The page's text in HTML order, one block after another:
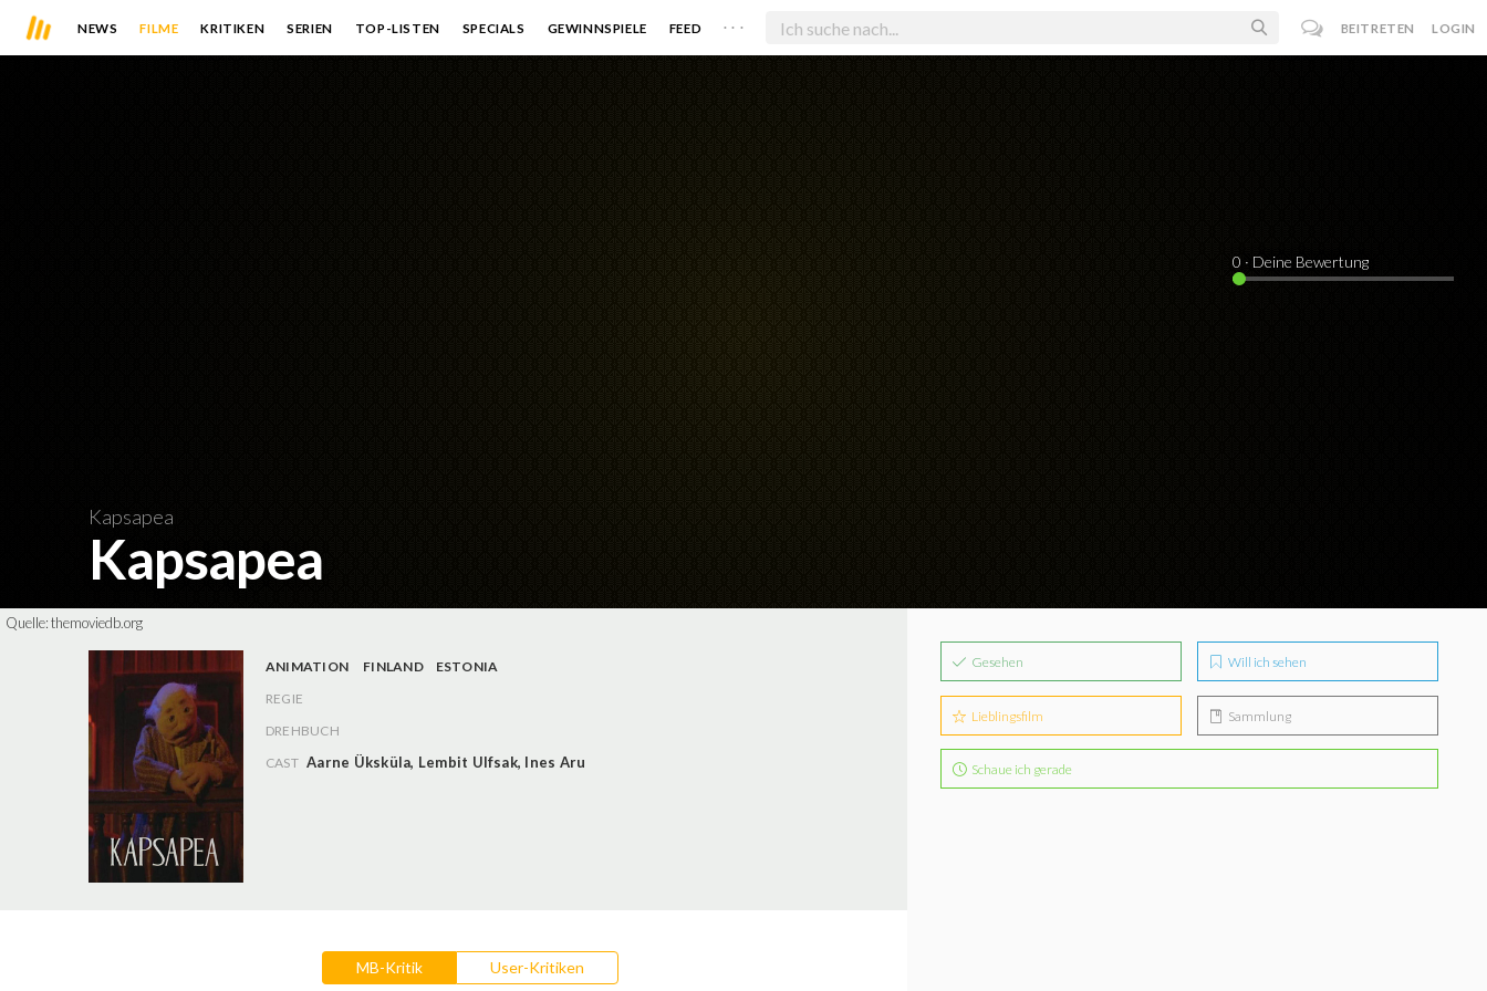
NEWS FILME KRITIKEN SERIEN TOP-LISTEN SPECIALS GEWINNSPIELE FEED . . . BEITRETEN LOGIN
Kapsapea
Kapsapea
0 · Deine Bewertung
Quelle:themoviedb.org
ANIMATION FINLAND
ESTONIA
REGIE
DREHBUCH
CAST Aarne Üksküla, Lembit Ulfsak, Ines Aru
MB-Kritik User-Kritiken
Gesehen Will ich sehen
Lieblingsfilm Sammlung
Schaue ich gerade